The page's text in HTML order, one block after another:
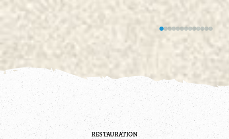
RESTAURATION